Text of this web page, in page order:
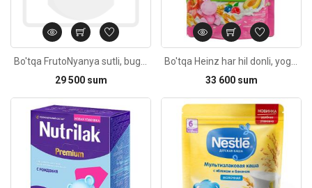
29 500 sum
33 600 sum
Kod: 2521